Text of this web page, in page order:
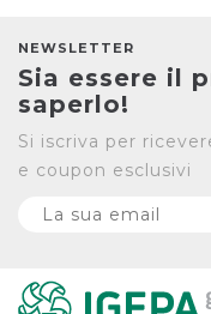
NEWSLETTER
Sia essere il
saperlo!
Si iscriva per
e coupon esclusivi